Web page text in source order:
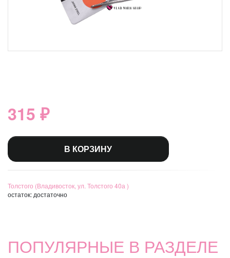
315 ₽
В КОРЗИНУ
Толстого (Владивосток, ул. Толстого 40а )
остаток: достаточно
ПОПУЛЯРНЫЕ В РАЗДЕЛЕ